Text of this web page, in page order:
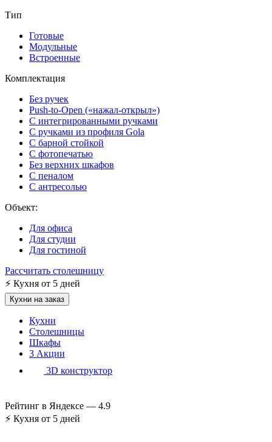
Тип
Готовые
Модульные
Встроенные
Комплектация
Без ручек
Push-to-Open («нажал-открыл»)
С интегрированными ручками
С ручками из профиля Gola
С барной стойкой
С фотопечатью
Без верхних шкафов
С пеналом
С антресолью
Объект:
Для офиса
Для студии
Для гостиной
Рассчитать столешницу
⚡ Кухня от 5 дней
Кухни на заказ
Кухни
Столешницы
Шкафы
3 Акции
3D конструктор
Рейтинг в Яндексе — 4.9
⚡ Кухня от 5 дней